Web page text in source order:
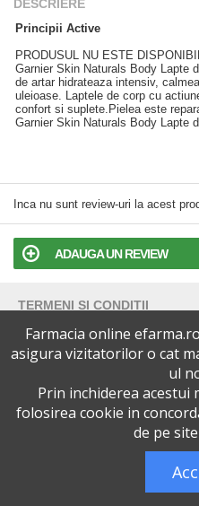
DESCRIERE
Principii Active
PRODUSUL NU ESTE
Garnier Skin Naturals Body Lapte
de artar hidrateaza intensiv,
uleioase. Laptele de corp cu
confort si suplete.Pielea este
Garnier Skin Naturals Body Lapte
Inca nu sunt review-uri la acest
ADAUGA UN REVIEW
TERMENI SI CONDITII
POLITICA DE
VERSIUNEA DESKTOP
0727515368
Dreptul de autor © efarma.ro - Toate
Farmacia online
asigura vizitatorilor o cat
ul
Prin inchiderea acestui
folosirea cookie in
de pe